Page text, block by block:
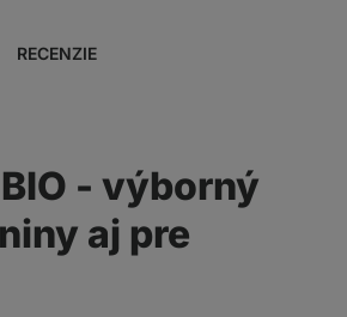
RECENZIE
- výborný
aj pre